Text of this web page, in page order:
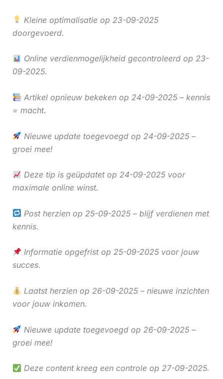
Kleine optimalisatie op 23-09-2025
doorgevoerd.
Online verdienmogelijkheid gecontroleerd op 23-
09-2025.
Artikel opnieuw bekeken op 24-09-2025 – kennis
= macht.
Nieuwe update toegevoegd op 24-09-2025 –
groei mee!
Deze tip is geüpdatet op 24-09-2025 voor
maximale online winst.
Post herzien op 25-09-2025 – blijf verdienen met
kennis.
Informatie opgefrist op 25-09-2025 voor jouw
succes.
Laatst herzien op 26-09-2025 – nieuwe inzichten
voor jouw inkomen.
Nieuwe update toegevoegd op 26-09-2025 –
groei mee!
Deze content kreeg een controle op 27-09-2025.